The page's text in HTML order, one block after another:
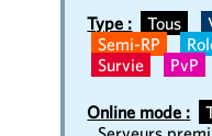
Type : Tous
Semi-RP
Survie
PvP
Online mode :